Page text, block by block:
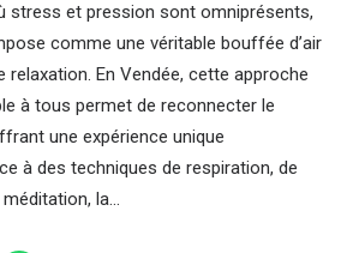
stress et pression sont omniprésents,
comme une véritable bouffée d’air
relaxation. En Vendée, cette approche
à tous permet de reconnecter le
une expérience unique
à des techniques de respiration, de
la...